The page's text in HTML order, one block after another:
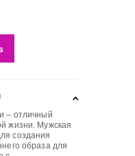
– отличный
жизни. Мужская
создания
образа для